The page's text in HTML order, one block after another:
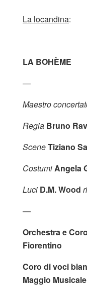
La locandina:
LA BOHÈME
—
Maestro
Regia Bruno
SceneTiziano
CostumiAngela
Luci D.M. Wood
—
Orchestra e
Fiorentino
Coro di voci
Maggio